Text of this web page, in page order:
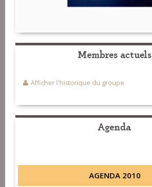
Membres actuels
Afficher l'historique du groupe
Agenda
AGENDA 2010